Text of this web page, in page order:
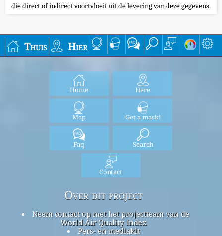
die direct of indirect voortvloeit uit de levering van deze gegevens.
Thuis Hier
Home Here
Map Get a mask!
Faq Search
Contact
Over dit project
Neem contact op met het projectteam van de
World Air Quality Index
Pers- en mediakit